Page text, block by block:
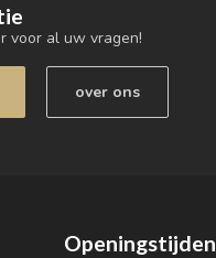
voor al uw vragen!
over ons
Openingstijden